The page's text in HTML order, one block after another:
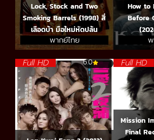
Lock, Stock and Two
Smoking Barrels (1998) สี่
เลือดบ้า มือใหม่หัดปล้น
พากย์ไทย
How to
Before
พ
Full HD 6.0 Full HD
Mission
Final